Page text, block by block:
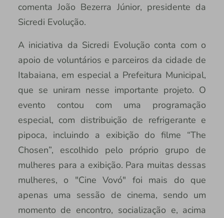
comenta João Bezerra Júnior, presidente da
Sicredi Evolução.
A iniciativa da Sicredi Evolução conta com o
apoio de voluntários e parceiros da cidade de
Itabaiana, em especial a Prefeitura Municipal,
que se uniram nesse importante projeto. O
evento contou com uma programação
especial, com distribuição de refrigerante e
pipoca, incluindo a exibição do filme “The
Chosen”, escolhido pelo próprio grupo de
mulheres para a exibição. Para muitas dessas
mulheres, o "Cine Vovó" foi mais do que
apenas uma sessão de cinema, sendo um
momento de encontro, socialização e, acima